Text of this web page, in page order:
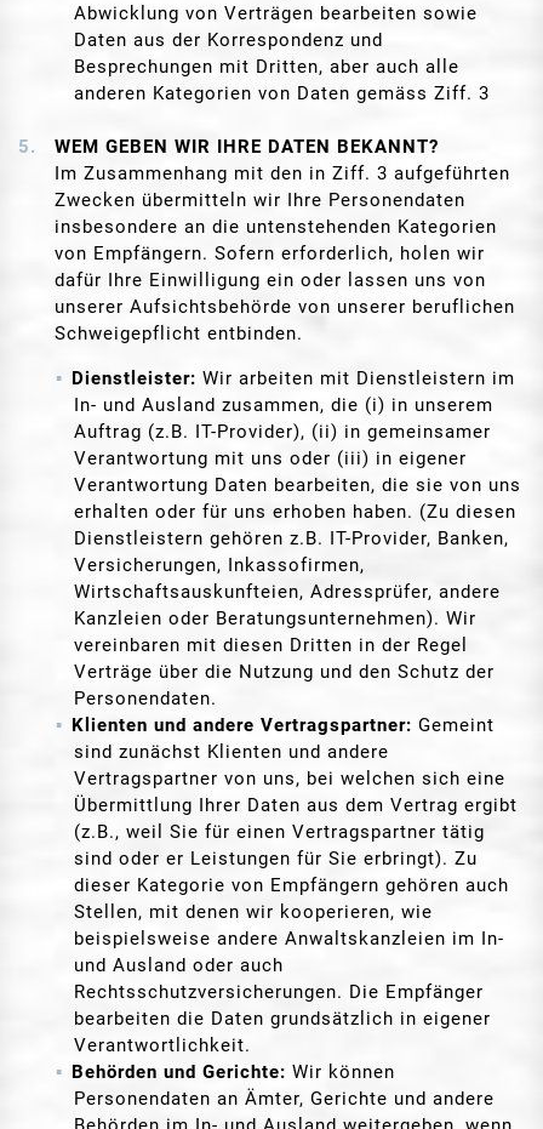
Abwicklung von Verträgen bearbeiten sowie
Daten aus der Korrespondenz und
Besprechungen mit Dritten, aber auch alle
anderen Kategorien von Daten gemäss Ziff. 3
WEM GEBEN WIR IHRE DATEN BEKANNT?
Im Zusammenhang mit den in Ziff. 3 aufgeführten
Zwecken übermitteln wir Ihre Personendaten
insbesondere an die untenstehenden Kategorien
von Empfängern. Sofern erforderlich, holen wir
dafür Ihre Einwilligung ein oder lassen uns von
unserer Aufsichtsbehörde von unserer beruflichen
Schweigepflicht entbinden.
Dienstleister: Wir arbeiten mit Dienstleistern im
In- und Ausland zusammen, die (i) in unserem
Auftrag (z.B. IT-Provider), (ii) in gemeinsamer
Verantwortung mit uns oder (iii) in eigener
Verantwortung Daten bearbeiten, die sie von uns
erhalten oder für uns erhoben haben. (Zu diesen
Dienstleistern gehören z.B. IT-Provider, Banken,
Versicherungen, Inkassofirmen,
Wirtschaftsauskunfteien, Adressprüfer, andere
Kanzleien oder Beratungsunternehmen). Wir
vereinbaren mit diesen Dritten in der Regel
Verträge über die Nutzung und den Schutz der
Personendaten.
Klienten und andere Vertragspartner: Gemeint
sind zunächst Klienten und andere
Vertragspartner von uns, bei welchen sich eine
Übermittlung Ihrer Daten aus dem Vertrag ergibt
(z.B., weil Sie für einen Vertragspartner tätig
sind oder er Leistungen für Sie erbringt). Zu
dieser Kategorie von Empfängern gehören auch
Stellen, mit denen wir kooperieren, wie
beispielsweise andere Anwaltskanzleien im In-
und Ausland oder auch
Rechtsschutzversicherungen. Die Empfänger
bearbeiten die Daten grundsätzlich in eigener
Verantwortlichkeit.
Behörden und Gerichte: Wir können
Personendaten an Ämter, Gerichte und andere